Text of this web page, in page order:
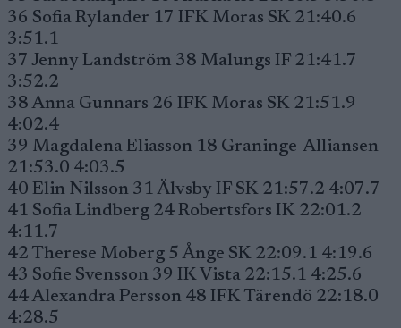
36 Sofia Rylander 17 IFK Moras SK 21:40.6
3:51.1
37 Jenny Landström 38 Malungs IF 21:41.7
3:52.2
38 Anna Gunnars 26 IFK Moras SK 21:51.9
4:02.4
39 Magdalena Eliasson 18 Graninge-Alliansen
21:53.0 4:03.5
40 Elin Nilsson 31 Älvsby IF SK 21:57.2 4:07.7
41 Sofia Lindberg 24 Robertsfors IK 22:01.2
4:11.7
42 Therese Moberg 5 Ånge SK 22:09.1 4:19.6
43 Sofie Svensson 39 IK Vista 22:15.1 4:25.6
44 Alexandra Persson 48 IFK Tärendö 22:18.0
4:28.5